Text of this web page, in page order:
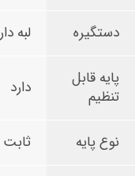
دستگیره لبه دار
پایه قابل
تنظیم
دارد
نوع پایه ثابت